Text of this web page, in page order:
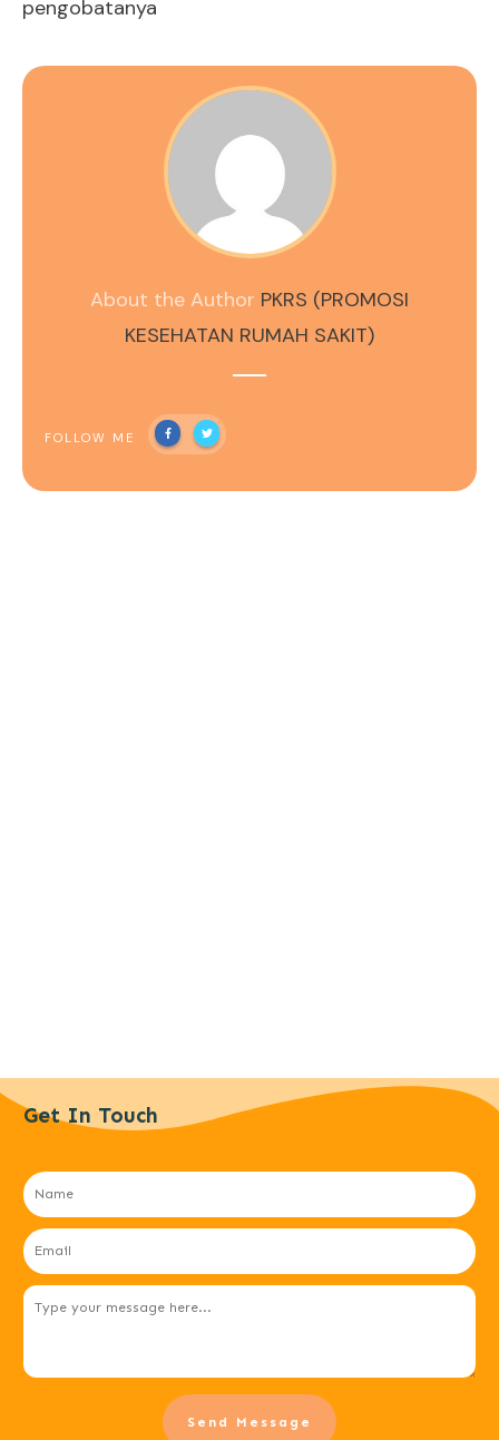
pengobatanya
About the Author PKRS (PROMOSI
KESEHATAN RUMAH SAKIT)
FOLLOW ME
Get In Touch
Send Message